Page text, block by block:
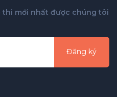
mới nhất được chúng tôi
Đăng ký